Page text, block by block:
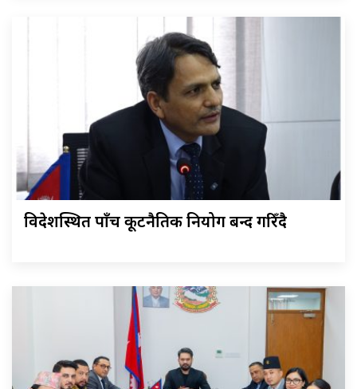
विदेशस्थित पाँच कूटनैतिक नियोग बन्द गरिँदै